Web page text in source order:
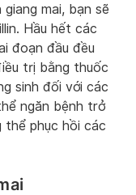
mai, bạn sẽ
Hầu hết các
đoạn đầu đều
trị bằng thuốc
sinh đối với các
ngăn bệnh trở
thể phục hồi các